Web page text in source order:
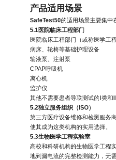
产品适用场景
SafeTest50的适用场景主要集中
5.1医院临床工程部门
医院临床工程部门（或称医学工
病床、轮椅等基础护理设备
输液泵、注射泵
CPAP呼吸机
离心机
监护仪
其他不需要患者导联测试的Ⅰ类和
5.2独立服务组织（ISO）
第三方医疗设备维修和检测服务
使其成为这类机构的实用选择。
5.3生物医学工程实验室
高校和科研机构的生物医学工程
地到漏电流的完整检测能力，无